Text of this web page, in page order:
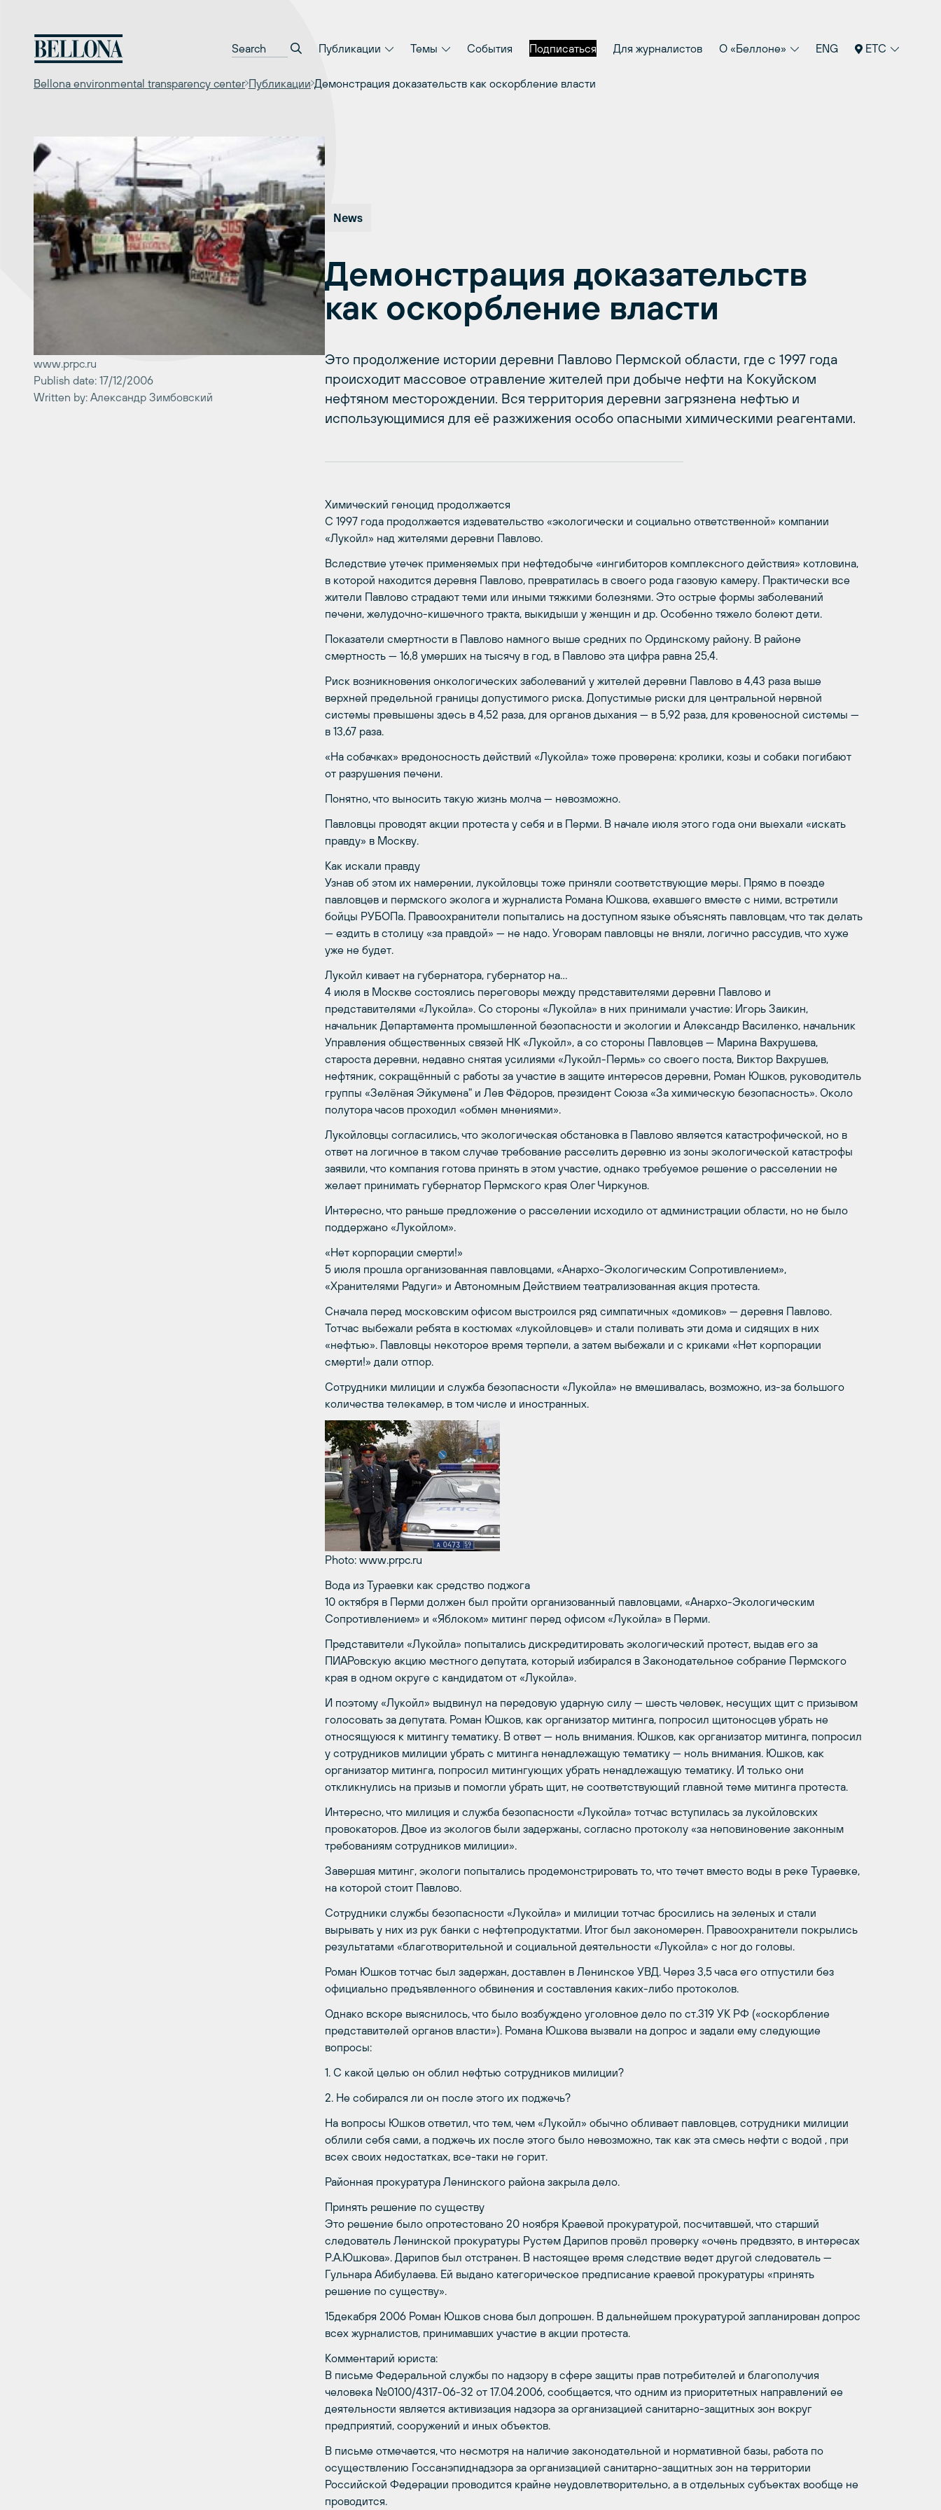
содержимому
Публикации Темы События Подписаться Для журналистов О «Беллоне» ENG ETC
Bellona environmental transparency center Публикации Демонстрация доказательств как оскорбление власти
www.prpc.ru
Publish date: 17/12/2006
Written by: Александр Зимбовский
News
Демонстрация доказательств
как оскорбление власти
Это продолжение истории деревни Павлово Пермской области, где с 1997 года
происходит массовое отравление жителей при добыче нефти на Кокуйском
нефтяном месторождении. Вся территория деревни загрязнена нефтью и
использующимися для её разжижения особо опасными химическими реагентами.
Химический геноцид продолжается
С 1997 года продолжается издевательство «экологически и социально ответственной» компании
«Лукойл» над жителями деревни Павлово.
Вследствие утечек применяемых при нефтедобыче «ингибиторов комплексного действия» котловина,
в которой находится деревня Павлово, превратилась в своего рода газовую камеру. Практически все
жители Павлово страдают теми или иными тяжкими болезнями. Это острые формы заболеваний
печени, желудочно-кишечного тракта, выкидыши у женщин и др. Особенно тяжело болеют дети.
Показатели смертности в Павлово намного выше средних по Ординскому району. В районе
смертность — 16,8 умерших на тысячу в год, в Павлово эта цифра равна 25,4.
Риск возникновения онкологических заболеваний у жителей деревни Павлово в 4,43 раза выше
верхней предельной границы допустимого риска. Допустимые риски для центральной нервной
системы превышены здесь в 4,52 раза, для органов дыхания — в 5,92 раза, для кровеносной системы —
в 13,67 раза.
«На собачках» вредоносность действий «Лукойла» тоже проверена: кролики, козы и собаки погибают
от разрушения печени.
Понятно, что выносить такую жизнь молча — невозможно.
Павловцы проводят акции протеста у себя и в Перми. В начале июля этого года они выехали «искать
правду» в Москву.
Как искали правду
Узнав об этом их намерении, лукойловцы тоже приняли соответствующие меры. Прямо в поезде
павловцев и пермского эколога и журналиста Романа Юшкова, ехавшего вместе с ними, встретили
бойцы РУБОПа. Правоохранители попытались на доступном языке объяснять павловцам, что так делать
— ездить в столицу «за правдой» — не надо. Уговорам павловцы не вняли, логично рассудив, что хуже
уже не будет.
Лукойл кивает на губернатора, губернатор на…
4 июля в Москве состоялись переговоры между представителями деревни Павлово и
представителями «Лукойла». Со стороны «Лукойла» в них принимали участие: Игорь Заикин,
начальник Департамента промышленной безопасности и экологии и Александр Василенко, начальник
Управления общественных связей НК «Лукойл», а со стороны Павловцев — Марина Вахрушева,
староста деревни, недавно снятая усилиями «Лукойл-Пермь» со своего поста, Виктор Вахрушев,
нефтяник, сокращённый с работы за участие в защите интересов деревни, Роман Юшков, руководитель
группы «Зелёная Эйкумена" и Лев Фёдоров, президент Союза «За химическую безопасность». Около
полутора часов проходил «обмен мнениями».
Лукойловцы согласились, что экологическая обстановка в Павлово является катастрофической, но в
ответ на логичное в таком случае требование расселить деревню из зоны экологической катастрофы
заявили, что компания готова принять в этом участие, однако требуемое решение о расселении не
желает принимать губернатор Пермского края Олег Чиркунов.
Интересно, что раньше предложение о расселении исходило от администрации области, но не было
поддержано «Лукойлом».
«Нет корпорации смерти!»
5 июля прошла организованная павловцами, «Анархо-Экологическим Сопротивлением»,
«Хранителями Радуги» и Автономным Действием театрализованная акция протеста.
Сначала перед московским офисом выстроился ряд симпатичных «домиков» — деревня Павлово.
Тотчас выбежали ребята в костюмах «лукойловцев» и стали поливать эти дома и сидящих в них
«нефтью». Павловцы некоторое время терпели, а затем выбежали и с криками «Нет корпорации
смерти!» дали отпор.
Сотрудники милиции и служба безопасности «Лукойла» не вмешивалась, возможно, из-за большого
количества телекамер, в том числе и иностранных.
Photo: www.prpc.ru
Вода из Тураевки как средство поджога
10 октября в Перми должен был пройти организованный павловцами, «Анархо-Экологическим
Сопротивлением» и «Яблоком» митинг перед офисом «Лукойла» в Перми.
Представители «Лукойла» попытались дискредитировать экологический протест, выдав его за
ПИАРовскую акцию местного депутата, который избирался в Законодательное собрание Пермского
края в одном округе с кандидатом от «Лукойла».
И поэтому «Лукойл» выдвинул на передовую ударную силу — шесть человек, несущих щит с призывом
голосовать за депутата. Роман Юшков, как организатор митинга, попросил щитоносцев убрать не
относящуюся к митингу тематику. В ответ — ноль внимания. Юшков, как организатор митинга, попросил
у сотрудников милиции убрать с митинга ненадлежащую тематику — ноль внимания. Юшков, как
организатор митинга, попросил митингующих убрать ненадлежащую тематику. И только они
откликнулись на призыв и помогли убрать щит, не соответствующий главной теме митинга протеста.
Интересно, что милиция и служба безопасности «Лукойла» тотчас вступилась за лукойловских
провокаторов. Двое из экологов были задержаны, согласно протоколу «за неповиновение законным
требованиям сотрудников милиции».
Завершая митинг, экологи попытались продемонстрировать то, что течет вместо воды в реке Тураевке,
на которой стоит Павлово.
Сотрудники службы безопасности «Лукойла» и милиции тотчас бросились на зеленых и стали
вырывать у них из рук банки с нефтепродуктатми. Итог был закономерен. Правоохранители покрылись
результатами «благотворительной и социальной деятельности «Лукойла» с ног до головы.
Роман Юшков тотчас был задержан, доставлен в Ленинское УВД. Через 3,5 часа его отпустили без
официально предъявленного обвинения и составления каких-либо протоколов.
Однако вскоре выяснилось, что было возбуждено уголовное дело по ст.319 УК РФ («оскорбление
представителей органов власти»). Романа Юшкова вызвали на допрос и задали ему следующие
вопросы:
1. С какой целью он облил нефтью сотрудников милиции?
2. Не собирался ли он после этого их поджечь?
На вопросы Юшков ответил, что тем, чем «Лукойл» обычно обливает павловцев, сотрудники милиции
облили себя сами, а поджечь их после этого было невозможно, так как эта смесь нефти с водой , при
всех своих недостатках, все-таки не горит.
Районная прокуратура Ленинского района закрыла дело.
Принять решение по существу
Это решение было опротестовано 20 ноября Краевой прокуратурой, посчитавшей, что старший
следователь Ленинской прокуратуры Рустем Дарипов провёл проверку «очень предвзято, в интересах
Р.А.Юшкова». Дарипов был отстранен. В настоящее время следствие ведет другой следователь —
Гульнара Абибулаева. Ей выдано категорическое предписание краевой прокуратуры «принять
решение по существу».
15декабря 2006 Роман Юшков снова был допрошен. В дальнейшем прокуратурой запланирован допрос
всех журналистов, принимавших участие в акции протеста.
Комментарий юриста:
В письме Федеральной службы по надзору в сфере защиты прав потребителей и благополучия
человека №0100/4317-06-32 от 17.04.2006, сообщается, что одним из приоритетных направлений ее
деятельности является активизация надзора за организацией санитарно-защитных зон вокруг
предприятий, сооружений и иных объектов.
В письме отмечается, что несмотря на наличие законодательной и нормативной базы, работа по
осуществлению Госсанэпиднадзора за организацией санитарно-защитных зон на территории
Российской Федерации проводится крайне неудовлетворительно, а в отдельных субъектах вообще не
проводится.